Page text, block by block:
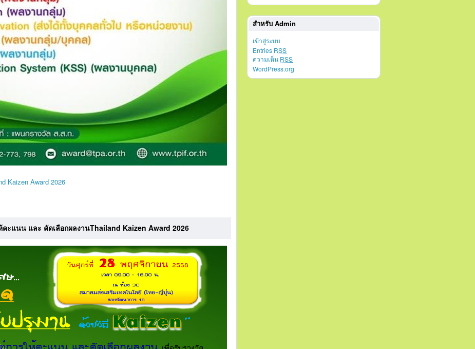
Kaizen Award 2026
ะแนน และ คัดเลือกผลงานThailand Kaizen Award 2026
สำหรับ Admin
เข้าสู่ระบบ
Entries RSS
ความเห็น RSS
WordPress.org